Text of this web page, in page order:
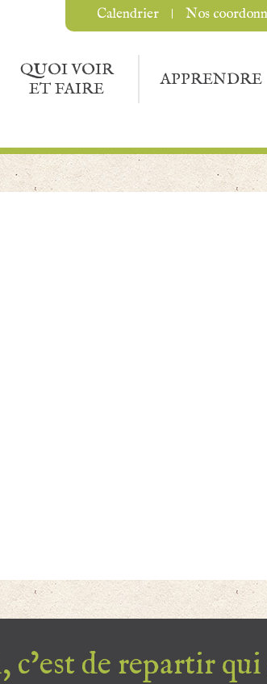
QUOI VOIR
ET FAIRE
APPRENDRE
Calendrier Nos
c’est de repartir